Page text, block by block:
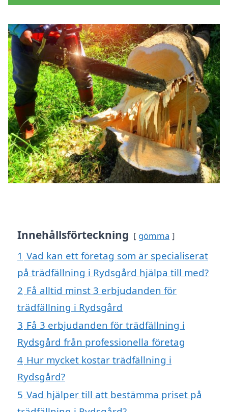
Innehållsförteckning gömma
1 Vad kan ett företag som är specialiserat
på trädfällning i Rydsgård hjälpa till med?
2 Få alltid minst 3 erbjudanden för
trädfällning i Rydsgård
3 Få 3 erbjudanden för trädfällning i
Rydsgård från professionella företag
4 Hur mycket kostar trädfällning i
Rydsgård?
5 Vad hjälper till att bestämma priset på